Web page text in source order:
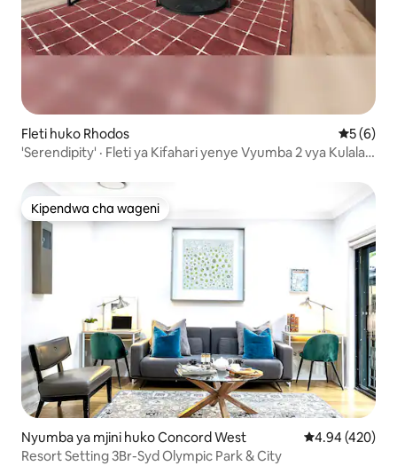
Fleti huko Rhodos
5 (6)
'Serendipity' · Fleti ya Kifahari yenye Vyumba 2 vya Kulala
Kipendwa cha wageni
Kipendwa cha wageni
Nyumba ya mjini huko Concord West Ukadiriaji wa
4.94 (420)
Resort Setting 3Br-Syd Olympic Park & City